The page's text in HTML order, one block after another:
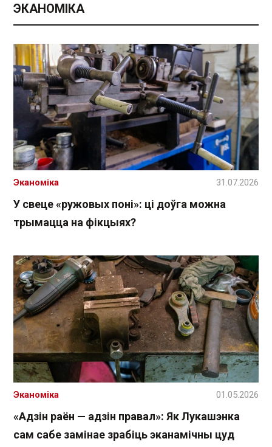
ЭКАНОМІКА
У свеце «ружовых поні»: ці доўга можна
трымацца на фікцыях?
Эканоміка 31.07.2026
«Адзін раён — адзін правал»: Як Лукашэнка
сам сабе замінае зрабіць эканамічны цуд
Эканоміка 01.05.2026